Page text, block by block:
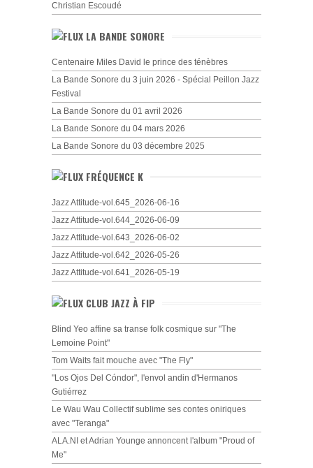
Christian Escoudé
LA BANDE SONORE
Centenaire Miles David le prince des ténèbres
La Bande Sonore du 3 juin 2026 - Spécial Peillon Jazz
Festival
La Bande Sonore du 01 avril 2026
La Bande Sonore du 04 mars 2026
La Bande Sonore du 03 décembre 2025
FRÉQUENCE K
Jazz Attitude-vol.645_2026-06-16
Jazz Attitude-vol.644_2026-06-09
Jazz Attitude-vol.643_2026-06-02
Jazz Attitude-vol.642_2026-05-26
Jazz Attitude-vol.641_2026-05-19
CLUB JAZZ À FIP
Blind Yeo affine sa transe folk cosmique sur "The
Lemoine Point"
Tom Waits fait mouche avec "The Fly"
"Los Ojos Del Cóndor", l'envol andin d'Hermanos
Gutiérrez
Le Wau Wau Collectif sublime ses contes oniriques
avec "Teranga"
ALA.NI et Adrian Younge annoncent l'album "Proud of
Me"